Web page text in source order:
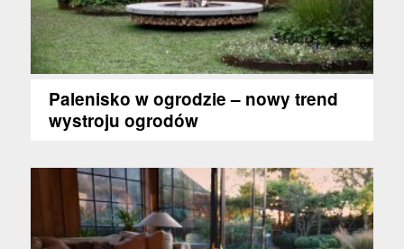
Palenisko w ogrodzie – nowy trend
wystroju ogrodów